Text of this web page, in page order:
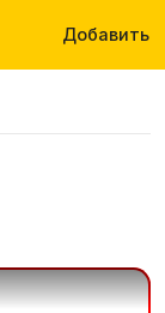
Добавить